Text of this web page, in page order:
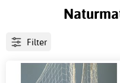
Filter